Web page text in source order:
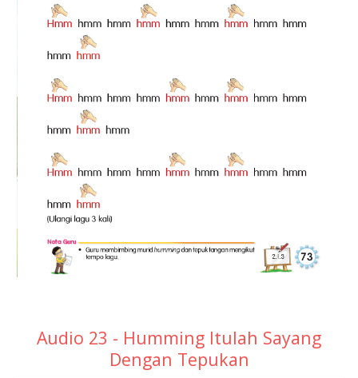
Audio 23 - Humming Itulah Sayang
Dengan Tepukan